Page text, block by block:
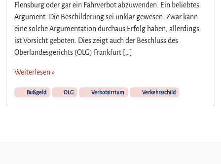
Flensburg oder gar ein Fahrverbot abzuwenden. Ein beliebtes
Argument: Die Beschilderung sei unklar gewesen. Zwar kann
eine solche Argumentation durchaus Erfolg haben, allerdings
ist Vorsicht geboten. Dies zeigt auch der Beschluss des
Oberlandesgerichts (OLG) Frankfurt […]
Weiterlesen »
Bußgeld OLG Verbotsirrtum Verkehrsschild